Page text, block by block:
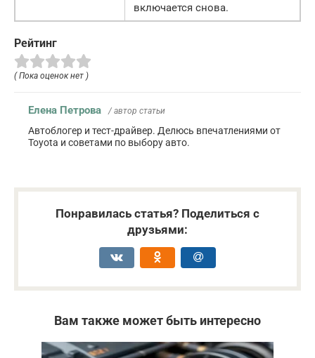
включается снова.
Рейтинг
( Пока оценок нет )
Елена Петрова / автор статьи
Автоблогер и тест-драйвер. Делюсь впечатлениями от
Toyota и советами по выбору авто.
Понравилась статья? Поделиться с
друзьями:
Вам также может быть интересно